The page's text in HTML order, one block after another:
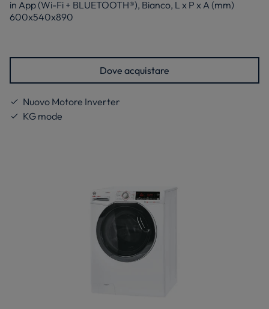
in App (Wi-Fi + BLUETOOTH®), Bianco, L x P x A (mm)
600x540x890
Dove acquistare
Nuovo Motore Inverter
KG mode